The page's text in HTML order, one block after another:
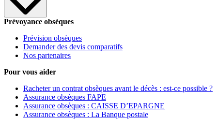
Prévoyance obsèques
Prévision obsèques
Demander des devis comparatifs
Nos partenaires
Pour vous aider
Racheter un contrat obsèques avant le décès : est-ce possible ?
Assurance obsèques FAPE
Assurance obsèques : CAISSE D’EPARGNE
Assurance obsèques : La Banque postale